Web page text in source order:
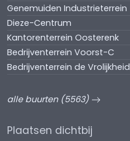
Genemuiden Industrieterrein
Dieze-Centrum
Kantorenterrein Oosterenk
Bedrijventerrein Voorst-C
Bedrijventerrein de Vrolijkheid
alle buurten (5563)
Plaatsen dichtbij